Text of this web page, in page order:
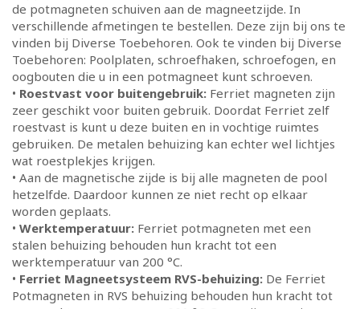
de potmagneten schuiven aan de magneetzijde. In
verschillende afmetingen te bestellen. Deze zijn bij ons te
vinden bij Diverse Toebehoren. Ook te vinden bij Diverse
Toebehoren: Poolplaten, schroefhaken, schroefogen, en
oogbouten die u in een potmagneet kunt schroeven.
• Roestvast voor buitengebruik: Ferriet magneten zijn
zeer geschikt voor buiten gebruik. Doordat Ferriet zelf
roestvast is kunt u deze buiten en in vochtige ruimtes
gebruiken. De metalen behuizing kan echter wel lichtjes
wat roestplekjes krijgen.
• Aan de magnetische zijde is bij alle magneten de pool
hetzelfde. Daardoor kunnen ze niet recht op elkaar
worden geplaats.
• Werktemperatuur: Ferriet potmagneten met een
stalen behuizing behouden hun kracht tot een
werktemperatuur van 200 °C.
• Ferriet Magneetsysteem RVS-behuizing: De Ferriet
Potmagneten in RVS behuizing behouden hun kracht tot